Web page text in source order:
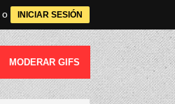
o INICIAR SESIÓN
MODERAR GIFS